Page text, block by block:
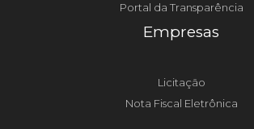
Portal da Transparência
Empresas
Licitação
Nota Fiscal Eletrônica